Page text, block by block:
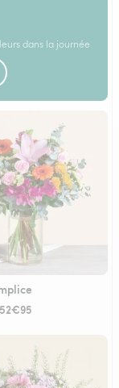
dans la journée
52€95